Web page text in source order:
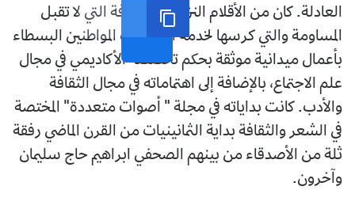
العادلة. كان من الأقلام النزيهة والمحترفة التي لا تقبل
المساومة والتي كرسها لخدمة انشغالات المواطنين البسطاء
بأعمال ميدانية موثقة بحكم تخصصه الأكاديمي في مجال
علم الاجتماع، بالإضافة إلى اهتماماته في مجال الثقافة
والأدب. كانت بداياته في مجلة " أصوات متعددة" المختصة
في الشعر والثقافة بداية الثمانينيات من القرن الماضي رفقة
ثلة من الأصدقاء من بينهم الصحفي ابراهيم حاج سليمان
وآخرون.